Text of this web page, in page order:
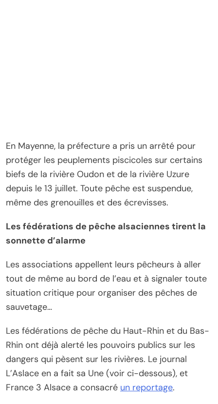
En Mayenne, la préfecture a pris un arrêté pour
protéger les peuplements piscicoles sur certains
biefs de la rivière Oudon et de la rivière Uzure
depuis le 13 juillet. Toute pêche est suspendue,
même des grenouilles et des écrevisses.
Les fédérations de pêche alsaciennes tirent la
sonnette d’alarme
Les associations appellent leurs pêcheurs à aller
tout de même au bord de l’eau et à signaler toute
situation critique pour organiser des pêches de
sauvetage…
Les fédérations de pêche du Haut-Rhin et du Bas-
Rhin ont déjà alerté les pouvoirs publics sur les
dangers qui pèsent sur les rivières. Le journal
L’Aslace en a fait sa Une (voir ci-dessous), et
France 3 Alsace a consacré un reportage.